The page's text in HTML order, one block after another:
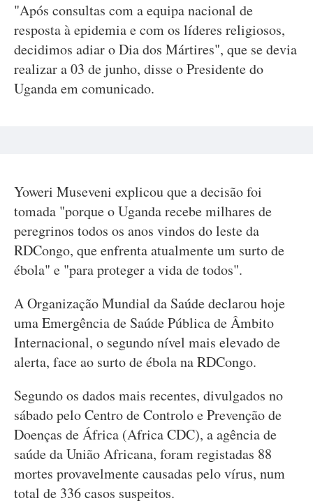
"Após consultas com a equipa nacional de
resposta à epidemia e com os líderes religiosos,
decidimos adiar o Dia dos Mártires", que se devia
realizar a 03 de junho, disse o Presidente do
Uganda em comunicado.
Yoweri Museveni explicou que a decisão foi
tomada "porque o Uganda recebe milhares de
peregrinos todos os anos vindos do leste da
RDCongo, que enfrenta atualmente um surto de
ébola" e "para proteger a vida de todos".
A Organização Mundial da Saúde declarou hoje
uma Emergência de Saúde Pública de Âmbito
Internacional, o segundo nível mais elevado de
alerta, face ao surto de ébola na RDCongo.
Segundo os dados mais recentes, divulgados no
sábado pelo Centro de Controlo e Prevenção de
Doenças de África (Africa CDC), a agência de
saúde da União Africana, foram registadas 88
mortes provavelmente causadas pelo vírus, num
total de 336 casos suspeitos.